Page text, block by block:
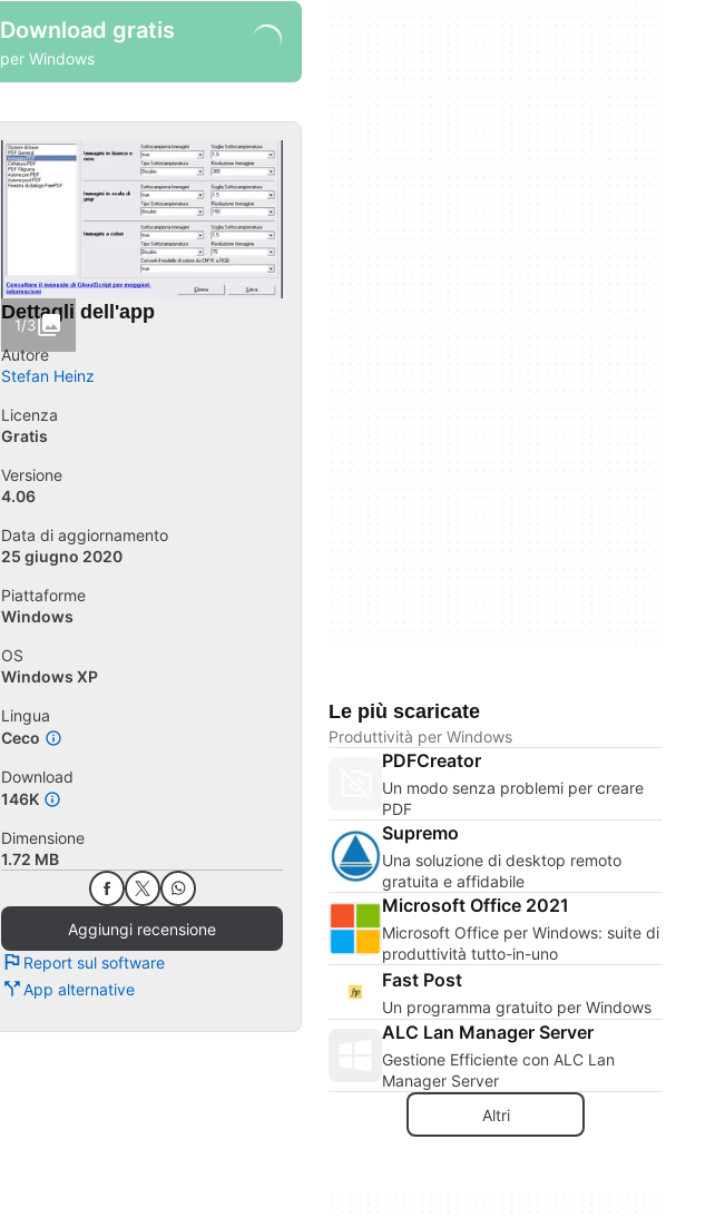
Download gratis
per Windows
1/3
Dettagli dell'app
Autore
Stefan Heinz
Licenza
Gratis
Versione
4.06
Data di aggiornamento
25 giugno 2020
Piattaforme
Windows
OS
Windows XP
Lingua
Ceco
Download
146K
Dimensione
1.72 MB
Aggiungi recensione
Report sul software
App alternative
Le più scaricate
Produttività per Windows
PDFCreator
Un modo senza problemi per creare
PDF
Supremo
Una soluzione di desktop remoto
gratuita e affidabile
Microsoft Office 2021
Microsoft Office per Windows: suite di
produttività tutto-in-uno
Fast Post
Un programma gratuito per Windows
ALC Lan Manager Server
Gestione Efficiente con ALC Lan
Manager Server
Altri